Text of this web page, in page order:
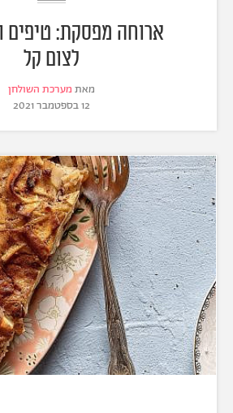
ארוחה מפסקת: טיפים
לצום קל
מאת מערכת השולחן
12 בספטמבר 2021